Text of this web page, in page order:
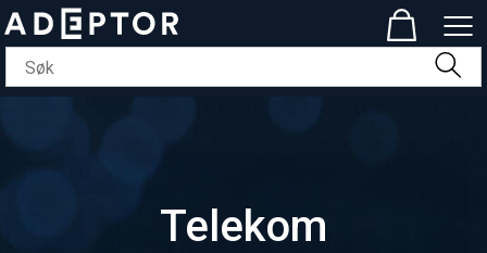
Telekom